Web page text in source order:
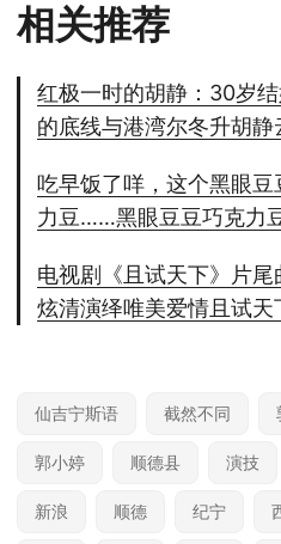
相关推荐
红极一时的胡静：30岁
的底线与港湾尔冬升胡静
吃早饭了咩，这个黑眼
力豆……黑眼豆豆巧克力
电视剧《且试天下》片
炫清演绎唯美爱情且试
仙吉宁斯语 截然不同
郭小婷 顺德县 演技
新浪 顺德 纪宁